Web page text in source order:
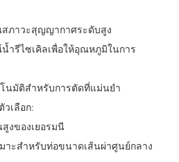
ภาวะสุญญากาศระดับสูง
ำรีไซเคิลเพื่อให้อุณหภูมิในการ
นมัติสำหรับการตัดที่แม่นยำ
เลือก:
งของเยอรมนี
าะสำหรับท่อขนาดเส้นผ่าศูนย์กลาง